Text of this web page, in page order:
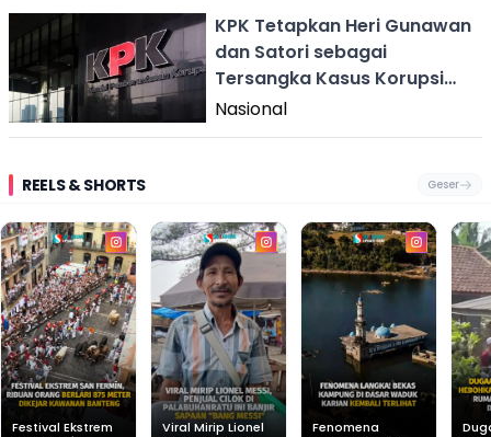
KPK Tetapkan Heri Gunawan
dan Satori sebagai
Tersangka Kasus Korupsi
CSR BI - OJK
Nasional
REELS & SHORTS Geser
Festival Ekstrem
Viral Mirip Lionel
Fenomena